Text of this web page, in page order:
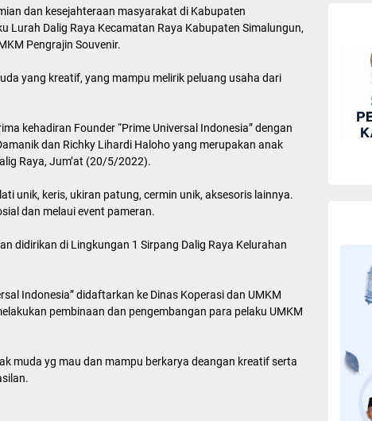
dan kesejahteraan masyarakat di Kabupaten
Lurah Dalig Raya Kecamatan Raya Kabupaten Simalungun,
Pengrajin Souvenir.
yang kreatif, yang mampu melirik peluang usaha dari
kehadiran Founder “Prime Universal Indonesia” dengan
dan Richky Lihardi Haloho yang merupakan anak
Raya, Jum’at (20/5/2022).
unik, keris, ukiran patung, cermin unik, aksesoris lainnya.
dan melaui event pameran.
didirikan di Lingkungan 1 Sirpang Dalig Raya Kelurahan
Indonesia” didaftarkan ke Dinas Koperasi dan UMKM
pembinaan dan pengembangan para pelaku UMKM
muda yg mau dan mampu berkarya deangan kreatif serta